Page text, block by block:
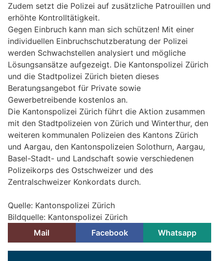
Zudem setzt die Polizei auf zusätzliche Patrouillen und
erhöhte Kontrolltätigkeit.
Gegen Einbruch kann man sich schützen! Mit einer
individuellen Einbruchschutzberatung der Polizei
werden Schwachstellen analysiert und mögliche
Lösungsansätze aufgezeigt. Die Kantonspolizei Zürich
und die Stadtpolizei Zürich bieten dieses
Beratungsangebot für Private sowie
Gewerbetreibende kostenlos an.
Die Kantonspolizei Zürich führt die Aktion zusammen
mit den Stadtpolizeien von Zürich und Winterthur, den
weiteren kommunalen Polizeien des Kantons Zürich
und Aargau, den Kantonspolizeien Solothurn, Aargau,
Basel-Stadt- und Landschaft sowie verschiedenen
Polizeikorps des Ostschweizer und des
Zentralschweizer Konkordats durch.
Quelle: Kantonspolizei Zürich
Bildquelle: Kantonspolizei Zürich
Mail
Facebook Whatsapp